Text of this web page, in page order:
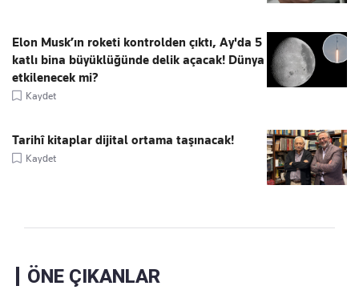
Elon Musk’ın roketi kontrolden çıktı, Ay'da 5
katlı bina büyüklüğünde delik açacak! Dünya
etkilenecek mi?
Kaydet
Tarihî kitaplar dijital ortama taşınacak!
Kaydet
ÖNE ÇIKANLAR